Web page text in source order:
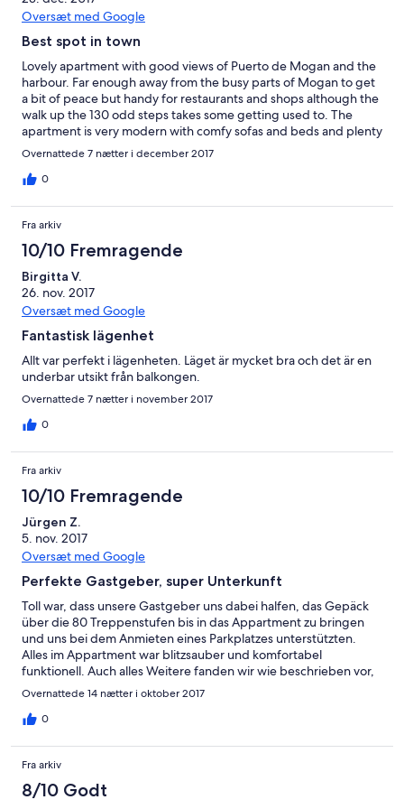
visitors. There are quite a few steps to get up from street-level
fantastic view, and even though we are close to 70 years old we
managed without any problems.
Oversæt med Google
Best spot in town
Lovely apartment with good views of Puerto de Mogan and the
harbour. Far enough away from the busy parts of Mogan to get
a bit of peace but handy for restaurants and shops although the
walk up the 130 odd steps takes some getting used to. The
apartment is very modern with comfy sofas and beds and plenty
of power sockets and lights and a modern kitchen with 2
feeling of space and sometimes a pleasant cooling breeze. We
the rooftop so you can dine under the stars ! Our only problems
were that there was no satellite TV signal but we didn't come
here to watch TV so no loss. And a few hooks in the bathroom
would have been handy. Apart from that we loved it.
Overnattede 7 nætter i december 2017
0
Fra arkiv
10/10 Fremragende
Birgitta V.
26. nov. 2017
Oversæt med Google
Fantastisk lägenhet
Allt var perfekt i lägenheten. Läget är mycket bra och det är en
underbar utsikt från balkongen.
Overnattede 7 nætter i november 2017
0
Fra arkiv
10/10 Fremragende
Jürgen Z.
5. nov. 2017
Oversæt med Google
Perfekte Gastgeber, super Unterkunft
Toll war, dass unsere Gastgeber uns dabei halfen, das Gepäck
über die 80 Treppenstufen bis in das Appartment zu bringen
und uns bei dem Anmieten eines Parkplatzes unterstützten.
Alles im Appartment war blitzsauber und komfortabel
funktionell. Auch alles Weitere fanden wir wie beschrieben vor,
insbesondere den tollen Ausblick, der von der Badebucht über
empfehlenswert!
Overnattede 14 nætter i oktober 2017
0
Fra arkiv
8/10 Godt